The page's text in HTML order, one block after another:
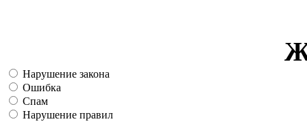
Нарушение закона
Ошибка
Спам
Нарушение правил